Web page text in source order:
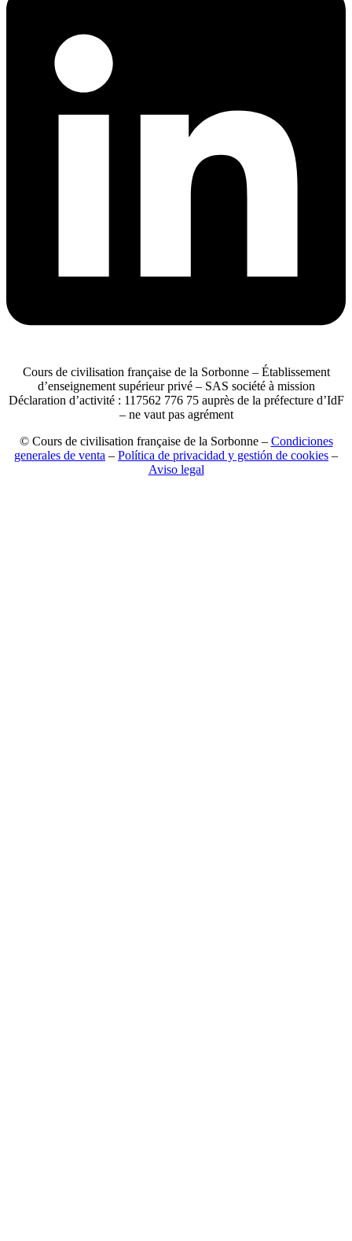
Cours de civilisation française de la Sorbonne – Établissement
d’enseignement supérieur privé – SAS société à mission
Déclaration d’activité : 117562 776 75 auprès de la préfecture d’IdF
– ne vaut pas agrément
© Cours de civilisation française de la Sorbonne – Condiciones
generales de venta – Política de privacidad y gestión de cookies –
Aviso legal